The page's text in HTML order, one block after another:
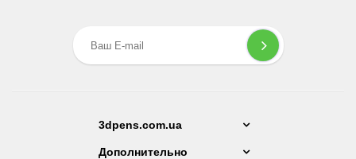
3dpens.com.ua
Дополнительно